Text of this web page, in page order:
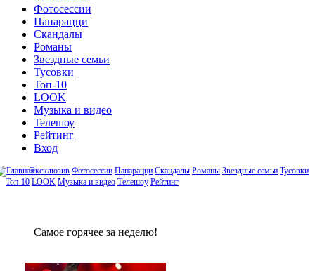
Фотосессии
Папарацци
Скандалы
Романы
Звездные семьи
Тусовки
Топ-10
LOOK
Музыка и видео
Телешоу
Рейтинг
Вход
Эксклюзив Фотосессии Папарацци Скандалы Романы Звездные семьи Тусовки
Топ-10 LOOK Музыка и видео Телешоу Рейтинг
Сaмое гoрячее за неделю!